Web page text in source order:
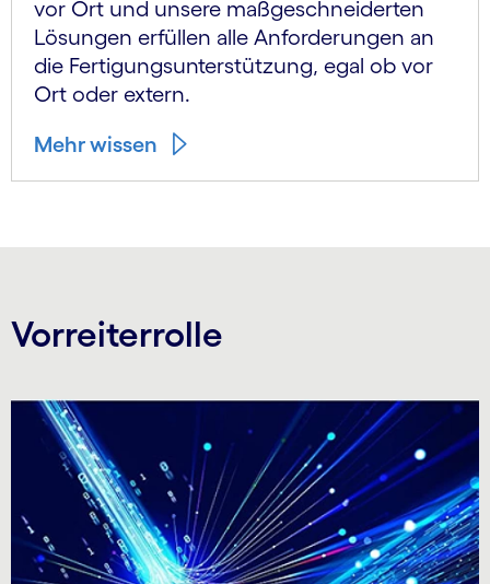
vor Ort und unsere maß­geschnei­derten
Lösungen erfüllen alle Anforderungen an
die Fertigungs­unterstützung, egal ob vor
Ort oder extern.
Mehr wissen
Vorreiterrolle
Carousel starts